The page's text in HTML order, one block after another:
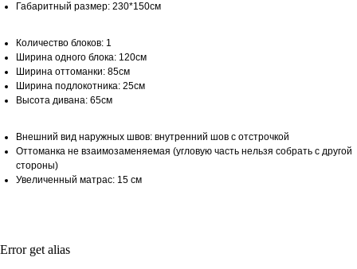
Габаритный размер: 230*150см
Количество блоков: 1
Ширина одного блока: 120см
Ширина оттоманки: 85см
Ширина подлокотника: 25см
Высота дивана: 65см
Внешний вид наружных швов: внутренний шов с отстрочкой
Оттоманка не взаимозаменяемая (угловую часть нельзя собрать с другой
стороны)
Увеличенный матрас: 15 см
Error get alias